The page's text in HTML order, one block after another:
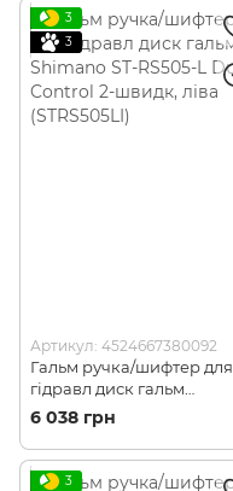
3
3
Артикул: 4524667380092
Гальм ручка/шифтер для
гідравл диск гальм
Shimano ST-RS505-L Dual
Control 2-швидк, ліва
(STRS505LI)
6 038 грн
3